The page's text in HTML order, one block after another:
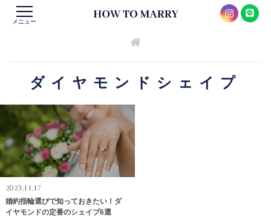
メニュー
ダイヤモンドシェイプ
2023.11.17
婚約指輪選びで知っておきたい！ダ
イヤモンドの定番のシェイプ6選